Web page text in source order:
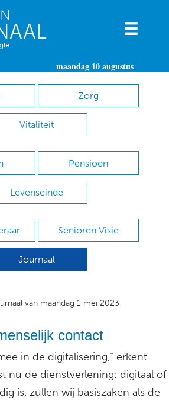
maandag 10 augustus
Zorg
Vitaliteit
Pensioen
Levenseinde
Senioren Visie
Journaal
van maandag 1 mei 2023
contact
in de digitalisering,” erkent
nu de dienstverlening: digitaal of
is, zullen wij basiszaken als de